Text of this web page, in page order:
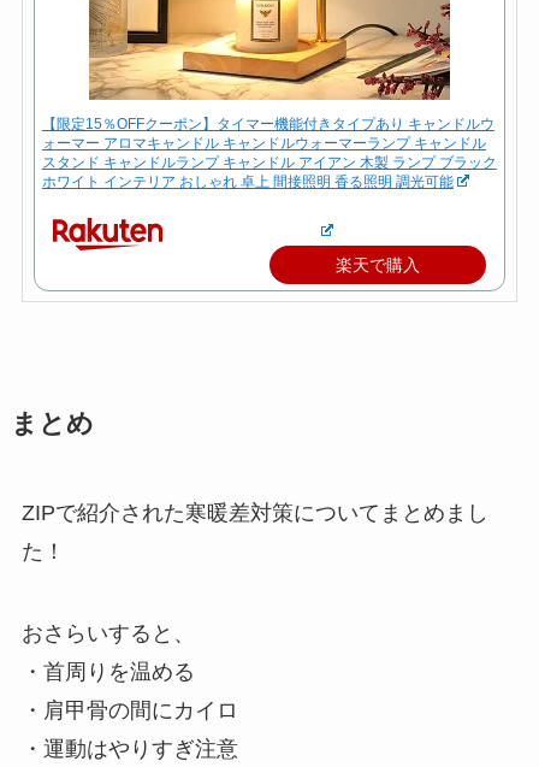
【限定15％OFFクーポン】タイマー機能付きタイプあり キャンドルウ
ォーマー アロマキャンドル キャンドルウォーマーランプ キャンドル
スタンド キャンドルランプ キャンドル アイアン 木製 ランプ ブラック
ホワイト インテリア おしゃれ 卓上 間接照明 香る照明 調光可能
楽天で購入
まとめ
ZIPで紹介された寒暖差対策についてまとめまし
た！
おさらいすると、
・首周りを温める
・肩甲骨の間にカイロ
・運動はやりすぎ注意